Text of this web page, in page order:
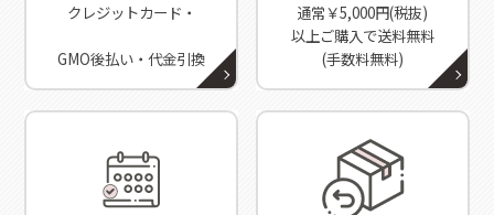
クレジットカード・
GMO後払い・代金引換
通常￥5,000円(税抜)
以上ご購入で送料無料
(手数料無料)